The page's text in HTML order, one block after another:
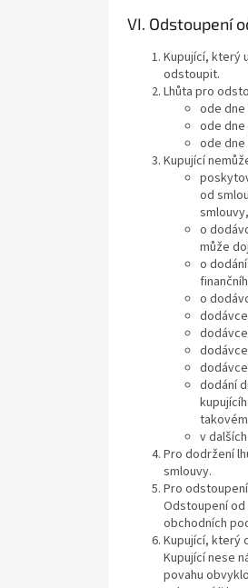
VI. Odstoupení
Kupující, který
odstoupit.
Lhůta pro
ode
ode
ode
Kupující
od
smlouvy,
o
může
o
o
dodání
v
Pro dodržení
smlouvy.
Pro
Odstoupení
obchodních
Kupující, který
Kupující nese
povahu